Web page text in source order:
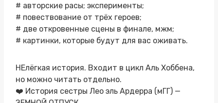
# авторские расы; эксперименты;
# повествование от трёх героев;
# две откровенные сцены в финале, мжм;
# картинки, которые будут для вас оживать.
НЕлёгкая история. Входит в цикл Аль Хоббена,
но можно читать отдельно.
❤️‍ История сестры Лео эль Ардерра (мГГ) —